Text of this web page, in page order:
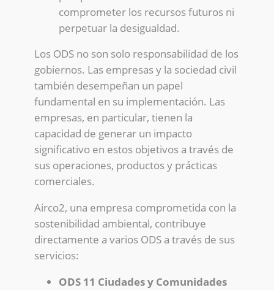
comprometer los recursos futuros ni
perpetuar la desigualdad.
Los ODS no son solo responsabilidad de los
gobiernos. Las empresas y la sociedad civil
también desempeñan un papel
fundamental en su implementación. Las
empresas, en particular, tienen la
capacidad de generar un impacto
significativo en estos objetivos a través de
sus operaciones, productos y prácticas
comerciales.
Airco2, una empresa comprometida con la
sostenibilidad ambiental, contribuye
directamente a varios ODS a través de sus
servicios:
ODS 11 Ciudades y Comunidades